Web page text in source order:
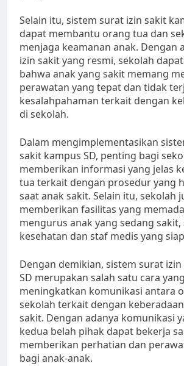
Selain itu, sistem surat izin sakit
dapat membantu orang tua dan
menjaga keamanan anak. Dengan
izin sakit yang resmi, sekolah
bahwa anak yang sakit memang
perawatan yang tepat dan tidak
kesalahpahaman terkait dengan
di sekolah.
Dalam mengimplementasikan
sakit kampus SD, penting bagi
memberikan informasi yang jelas
tua terkait dengan prosedur yang
saat anak sakit. Selain itu, sekolah
memberikan fasilitas yang
mengurus anak yang sedang
kesehatan dan staf medis yang
Dengan demikian, sistem surat
SD merupakan salah satu cara
meningkatkan komunikasi antara
sekolah terkait dengan
sakit. Dengan adanya komunikasi
kedua belah pihak dapat bekerja
memberikan perhatian dan
bagi anak-anak.